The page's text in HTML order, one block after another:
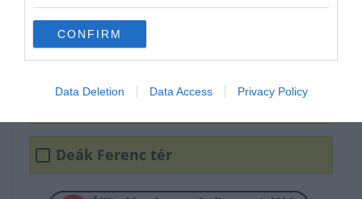
CONFIRM
Data Deletion Data Access Privacy Policy
Ferenciek tere
Clark Ádám tér
Deák Ferenc tér